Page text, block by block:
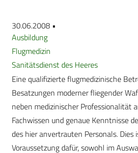
30.06.2008 •
Ausbildung
Flugmedizin
Sanitätsdienst des Heeres
Eine qualifizierte flugmedizinische
Besatzungen moderner fliegender
neben medizinischer Professionalität
Fachwissen und genaue Kenntnisse
des hier anvertrauten Personals.
Voraussetzung dafür, sowohl im